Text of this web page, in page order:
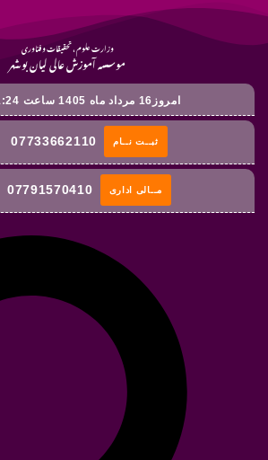
وزارت علوم ، تحقیقات و فناوری
موسسه آموزش عالی لیان بوشهر
امروز16 مرداد ماه 1405 ساعت 1:24 ب.ظ
07733662110 ثبــت نــام
07791570410 مــالی اداری